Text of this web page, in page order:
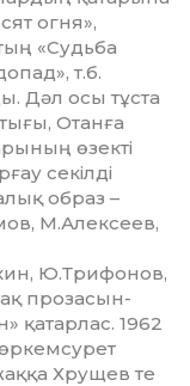
огня»,
«Судьба
т.б.
Дәл осы тұста
Отанға
өзекті
секілді
образ –
М.Алексеев,
Ю.Трифонов,
проза­сын­
1962
Хрущев те